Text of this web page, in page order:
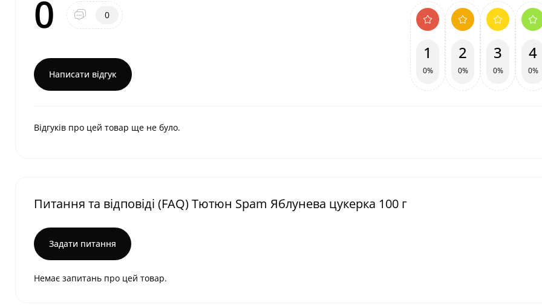
0 0
Написати відгук
1
0%
2
0%
3
0%
4
0%
Відгуків про цей товар ще не було.
Питання та відповіді (FAQ) Тютюн Spam Яблунева цукерка 100 г
Задати питання
Немає запитань про цей товар.